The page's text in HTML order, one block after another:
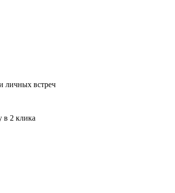
личных встреч
в 2 клика